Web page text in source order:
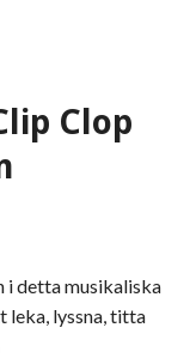
Clop
i detta musikaliska
leka, lyssna, titta